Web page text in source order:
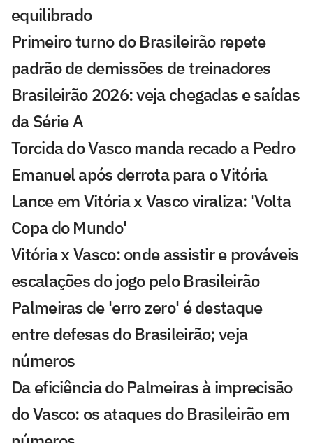
equilibrado
Primeiro turno do Brasileirão repete
padrão de demissões de treinadores
Brasileirão 2026: veja chegadas e saídas
da Série A
Torcida do Vasco manda recado a Pedro
Emanuel após derrota para o Vitória
Lance em Vitória x Vasco viraliza: 'Volta
Copa do Mundo'
Vitória x Vasco: onde assistir e prováveis
escalações do jogo pelo Brasileirão
Palmeiras de 'erro zero' é destaque
entre defesas do Brasileirão; veja
números
Da eficiência do Palmeiras à imprecisão
do Vasco: os ataques do Brasileirão em